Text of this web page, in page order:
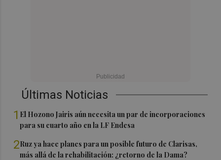
Últimas Noticias
1 El Hozono Jairis aún necesita un par de incorporaciones
para su cuarto año en la LF Endesa
2Ruz ya hace planes para un posible futuro de Clarisas,
más allá de la rehabilitación: ¿retorno de la Dama?